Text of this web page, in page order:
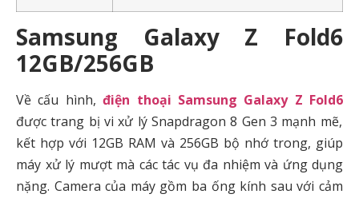
Samsung Galaxy Z Fold6
12GB/256GB
Về cấu hình,điện thoại Samsung Galaxy Z Fold6
được trang bị vi xử lý Snapdragon 8 Gen 3 mạnh mẽ,
kết hợp với 12GB RAM và 256GB bộ nhớ trong, giúp
máy xử lý mượt mà các tác vụ đa nhiệm và ứng dụng
nặng. Camera của máy gồm ba ống kính sau với cảm